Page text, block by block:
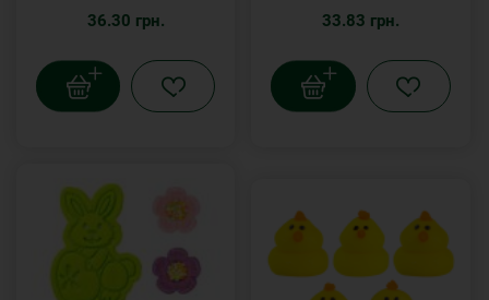
36.30 грн. 33.83 грн.